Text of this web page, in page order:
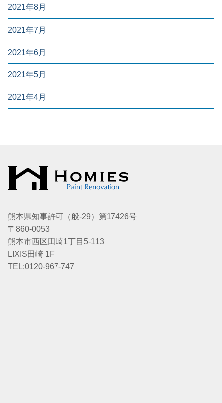
2021年8月
2021年7月
2021年6月
2021年5月
2021年4月
熊本県知事許可（般-29）第17426号
〒860-0053
熊本市西区田崎1丁目5-113
LIXIS田崎 1F
TEL:0120-967-747